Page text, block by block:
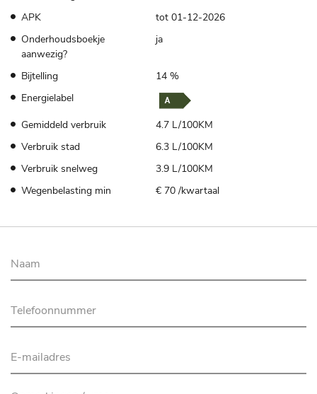
APK
tot 01-12-2026
Onderhoudsboekje
aanwezig?
ja
Bijtelling
14 %
Energielabel
Gemiddeld verbruik
4.7 L/100KM
Verbruik stad
6.3 L/100KM
Verbruik snelweg
3.9 L/100KM
Wegenbelasting min
€ 70 /kwartaal